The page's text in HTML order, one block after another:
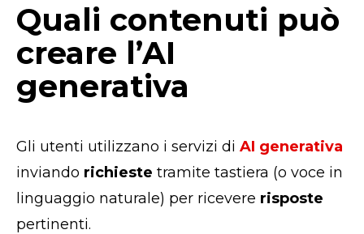
Quali contenuti può
creare l’AI
generativa
Gli utenti utilizzano i servizi di AI generativa
inviando richieste tramite tastiera (o voce in
linguaggio naturale) per ricevere risposte
pertinenti.